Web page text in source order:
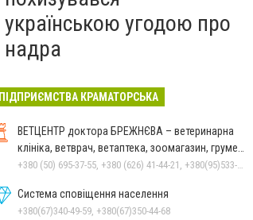
українською угодою про
надра
ПІДПРИЄМСТВА КРАМАТОРСЬКА
ВЕТЦЕНТР доктора БРЕЖНЄВА – ветеринарна
клініка, ветврач, ветаптека, зоомагазин, грумер,
стрижки.
+380 (50) 695-37-55, +380 (626) 41-44-21, +380(95)533-90-03
Система сповіщення населення
+380(67)340-49-59, +380(67)350-44-68